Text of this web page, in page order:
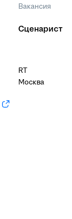
Вакансия
Сценарист
RT
Москва